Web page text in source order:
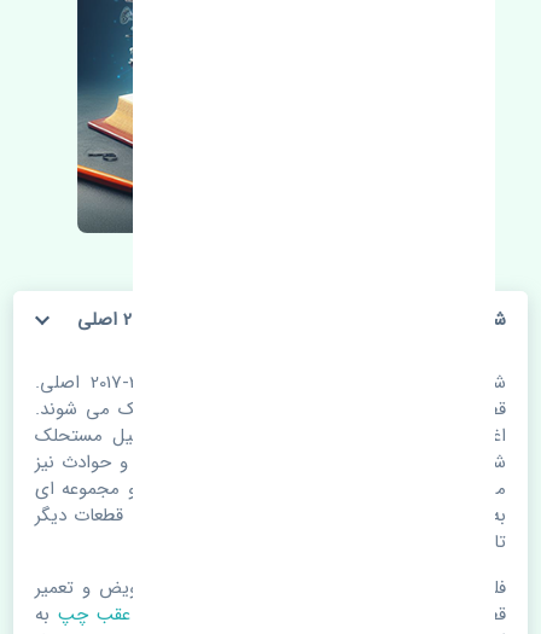
شلگیر عقب چپ تویوتا یاریس صندوق دار 2015-2017 اصلی
شلگیر عقب چپ تویوتا یاریس صندوق دار 2015-2017 اصلی.
قطعات خودرو با گذر زمان و طی مسافت مستحلک می شوند.
اغلب اوقات علت اصلی خرابی لوازم یدکی اتومبیل مستحلک
شدن قطعات می باشد. ولی دلایلی مثل تصادفات و حوادث نیز
می تواند عامل تعویض قطعات یدکی باشد. خودرو مجموعه ای
به هم پیوسته می باشد که هر قطعه روی قطعه یا قطعات دیگر
تاثیر مستقیم دارد.
فلذا در صورت خرابی در اسرع زمان نسبت به تعویض و تعمیر
قطعات یدکی اقدام فرمایید. در زمان
خرید شلگیر عقب چپ به